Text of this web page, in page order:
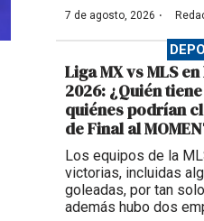
7 de agosto, 2026 ·
Liga MX vs MLS
2026: ¿Quién
quiénes podrían
de Final al
Los equipos de la
victorias, incluidas
goleadas, por tan
además hubo dos